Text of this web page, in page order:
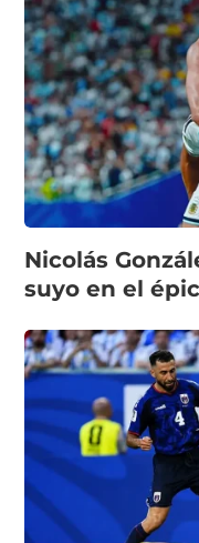
Nicolás
suyo en el